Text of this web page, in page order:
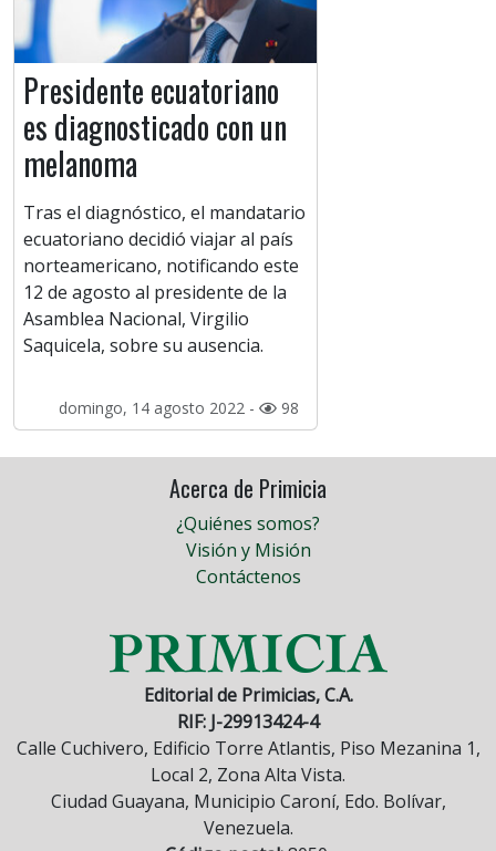
Presidente ecuatoriano
es diagnosticado con un
melanoma
Tras el diagnóstico, el mandatario
ecuatoriano decidió viajar al país
norteamericano, notificando este
12 de agosto al presidente de la
Asamblea Nacional, Virgilio
Saquicela, sobre su ausencia.
domingo, 14 agosto 2022 - 98
Acerca de Primicia
¿Quiénes somos?
Visión y Misión
Contáctenos
Editorial de Primicias, C.A.
RIF: J-29913424-4
Calle Cuchivero, Edificio Torre Atlantis, Piso Mezanina 1,
Local 2, Zona Alta Vista.
Ciudad Guayana, Municipio Caroní, Edo. Bolívar,
Venezuela.